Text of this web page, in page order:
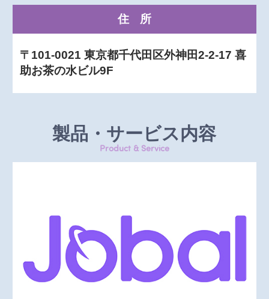
住所
〒101-0021 東京都千代田区外神田2-2-17 喜
助お茶の水ビル9F
製品・サービス内容
Product & Service